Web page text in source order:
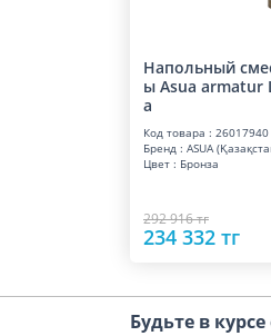
Напольный
ы Asua armatur
а
Код товара : 26017940
Бренд : ASUA
Цвет : Бронза
292 916 тг
234 332 тг
Будьте в